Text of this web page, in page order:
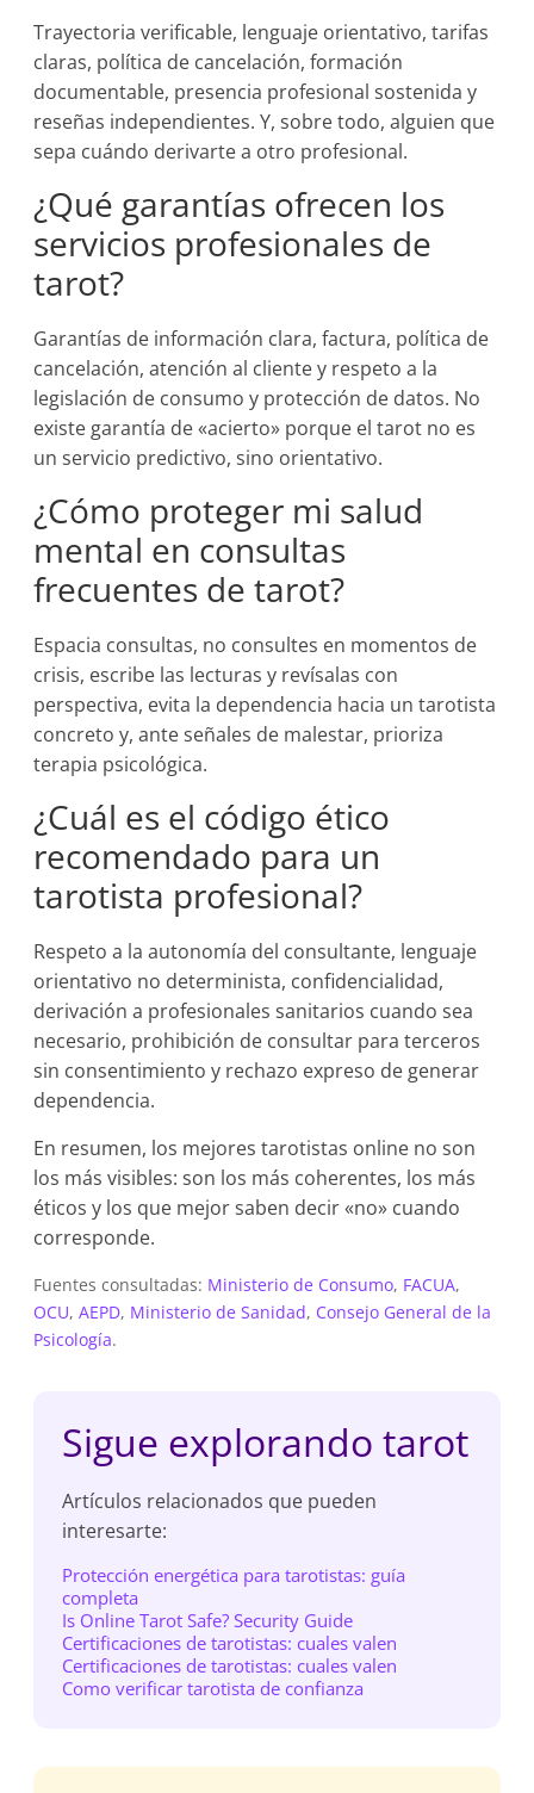
Trayectoria verificable, lenguaje orientativo, tarifas
claras, política de cancelación, formación
documentable, presencia profesional sostenida y
reseñas independientes. Y, sobre todo, alguien que
sepa cuándo derivarte a otro profesional.
¿Qué garantías ofrecen los
servicios profesionales de
tarot?
Garantías de información clara, factura, política de
cancelación, atención al cliente y respeto a la
legislación de consumo y protección de datos. No
existe garantía de «acierto» porque el tarot no es
un servicio predictivo, sino orientativo.
¿Cómo proteger mi salud
mental en consultas
frecuentes de tarot?
Espacia consultas, no consultes en momentos de
crisis, escribe las lecturas y revísalas con
perspectiva, evita la dependencia hacia un tarotista
concreto y, ante señales de malestar, prioriza
terapia psicológica.
¿Cuál es el código ético
recomendado para un
tarotista profesional?
Respeto a la autonomía del consultante, lenguaje
orientativo no determinista, confidencialidad,
derivación a profesionales sanitarios cuando sea
necesario, prohibición de consultar para terceros
sin consentimiento y rechazo expreso de generar
dependencia.
En resumen, los mejores tarotistas online no son
los más visibles: son los más coherentes, los más
éticos y los que mejor saben decir «no» cuando
corresponde.
Fuentes consultadas: Ministerio de Consumo, FACUA,
OCU,AEPD, Ministerio de Sanidad, Consejo General de la
Psicología.
Sigue explorando tarot
Artículos relacionados que pueden
interesarte:
Protección energética para tarotistas: guía
completa
Is Online Tarot Safe? Security Guide
Certificaciones de tarotistas: cuales valen
Certificaciones de tarotistas: cuales valen
Como verificar tarotista de confianza